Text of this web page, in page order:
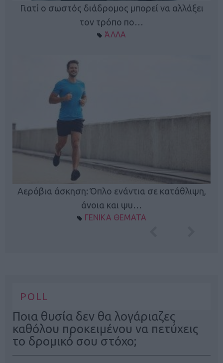
Γιατί ο σωστός διάδρομος μπορεί να αλλάξει
τον τρόπο πο…
ΆΛΛΑ
Αερόβια άσκηση: Όπλο ενάντια σε κατάθλιψη,
άνοια και ψυ…
ΓΕΝΙΚΑ ΘΕΜΑΤΑ
POLL
Ποια θυσία δεν θα λογάριαζες
καθόλου προκειμένου να πετύχεις
το δρομικό σου στόχο;